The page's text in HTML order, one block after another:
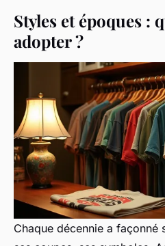
Styles et époques :
adopter ?
Chaque décennie a façonné